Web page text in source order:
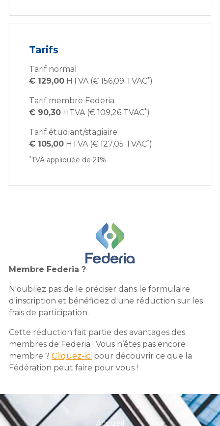
Tarifs
Tarif normal
€ 129,00 HTVA (€ 156,09 TVAC*)
Tarif membre Federia
€ 90,30 HTVA (€ 109,26 TVAC*)
Tarif étudiant/stagiaire
€ 105,00 HTVA (€ 127,05 TVAC*)
*TVA appliquée de 21%
Membre Federia ?
N'oubliez pas de le préciser dans le formulaire
d'inscription et bénéficiez d'une réduction sur les
frais de participation.
Cette réduction fait partie des avantages des
membres de Federia ! Vous n’êtes pas encore
membre ? Cliquez-ici pour découvrir ce que la
Fédération peut faire pour vous !
Accueil